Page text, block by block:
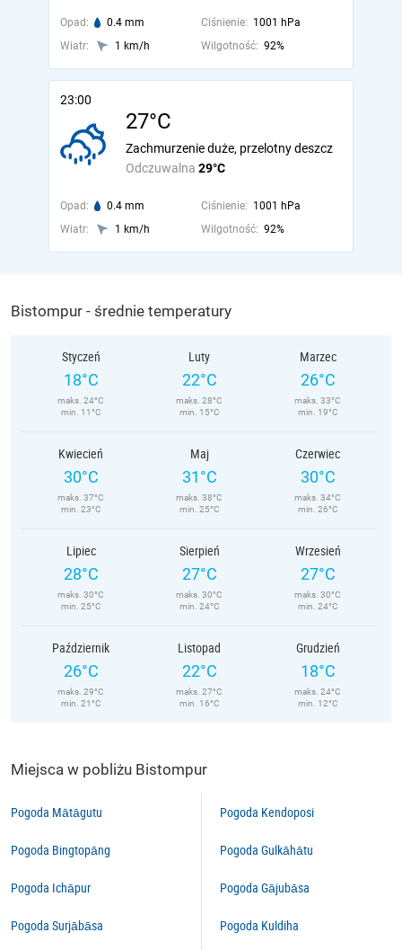
Opad: 0.4 mm Ciśnienie: 1001 hPa
Wiatr:
1 km/h Wilgotność: 92%
23:00
27°C
Odczuwalna 29°C
Zachmurzenie duże, przelotny deszcz
Opad: 0.4 mm Ciśnienie: 1001 hPa
Wiatr:
1 km/h Wilgotność: 92%
Bistompur - średnie temperatury
Styczeń
18°C
maks. 24°C
min. 11°C
Luty
22°C
maks. 28°C
min. 15°C
Marzec
26°C
maks. 33°C
min. 19°C
Kwiecień
30°C
maks. 37°C
min. 23°C
Maj
31°C
maks. 38°C
min. 25°C
Czerwiec
30°C
maks. 34°C
min. 26°C
Lipiec
28°C
maks. 30°C
min. 25°C
Sierpień
27°C
maks. 30°C
min. 24°C
Wrzesień
27°C
maks. 30°C
min. 24°C
Październik
26°C
maks. 29°C
min. 21°C
Listopad
22°C
maks. 27°C
min. 16°C
Grudzień
18°C
maks. 24°C
min. 12°C
Miejsca w pobliżu Bistompur
Pogoda Mātāgutu
Pogoda Bingtopāng
Pogoda Ichāpur
Pogoda Surjābāsa
Pogoda Kendoposi
Pogoda Gulkāhātu
Pogoda Gājubāsa
Pogoda Kuldiha